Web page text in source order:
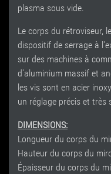
plasma sous vide.
Le corps du rétroviseur,
dispositif de serrage à
sur des machines à
d'aluminium massif et
les vis sont en acier
un réglage précis et très
DIMENSIONS:
Longueur du corps du
Hauteur du corps du
Épaisseur du corps du